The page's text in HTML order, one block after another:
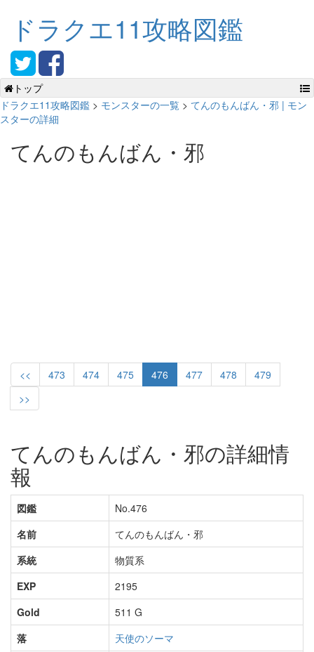
ドラクエ11攻略図鑑
トップ
ドラクエ11攻略図鑑 > モンスターの一覧 > てんのもんばん・邪 | モン
スターの詳細
てんのもんばん・邪
<< 473 474 475 476 477 478
479
>>
てんのもんばん・邪の詳細情
報
図鑑
No.476
名前
てんのもんばん・邪
系統
物質系
EXP
2195
Gold
511 G
落
天使のソーマ